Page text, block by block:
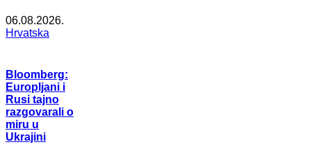
06.08.2026.
Hrvatska
Bloomberg:
Europljani i
Rusi tajno
razgovarali o
miru u
Ukrajini